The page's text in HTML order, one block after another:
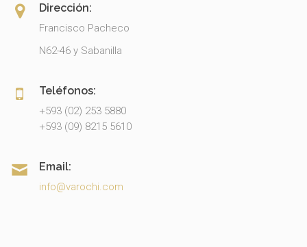
Dirección:
Francisco Pacheco
N62-46 y Sabanilla
Teléfonos:
+593 (02) 253 5880
+593 (09) 8215 5610
Email:
info@varochi.com